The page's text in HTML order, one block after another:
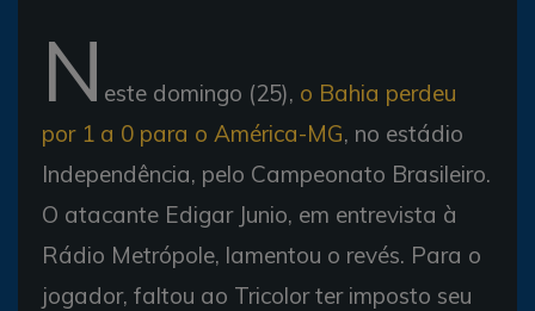
N este domingo (25), o Bahia perdeu
por 1 a 0 para o América-MG, no estádio
Independência, pelo Campeonato Brasileiro.
O atacante Edigar Junio, em entrevista à
Rádio Metrópole, lamentou o revés. Para o
jogador, faltou ao Tricolor ter imposto seu